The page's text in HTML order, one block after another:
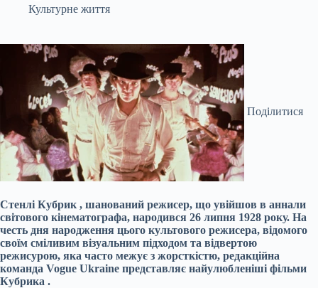
Культурне життя
Поділитися
Стенлі Кубрик , шанований режисер, що увійшов в аннали
світового кінематографа, народився 26 липня 1928 року. На
честь дня народження цього культового режисера, відомого
своїм сміливим візуальним підходом та відвертою
режисурою, яка часто межує з жорсткістю, редакційна
команда Vogue Ukraine представляє найулюбленіші фільми
Кубрика .